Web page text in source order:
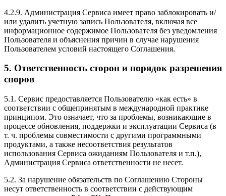
4.2.9. Администрация Сервиса имеет право заблокировать и/
или удалить учетную запись Пользователя, включая все
информационное содержимое Пользователя без уведомления
Пользователя и объяснения причин в случае нарушения
Пользователем условий настоящего Соглашения.
5. Ответственность сторон и порядок разрешения
споров
5.1. Сервис предоставляется Пользователю «как есть» в
соответствии с общепринятым в международной практике
принципом. Это означает, что за проблемы, возникающие в
процессе обновления, поддержки и эксплуатации Сервиса (в
т. ч. проблемы совместимости с другими программными
продуктами, а также несоответствия результатов
использования Сервиса ожиданиям Пользователя и т.п.),
Администрация Сервиса ответственности не несет.
5.2. За нарушение обязательств по Соглашению Стороны
несут ответственность в соответствии с действующим